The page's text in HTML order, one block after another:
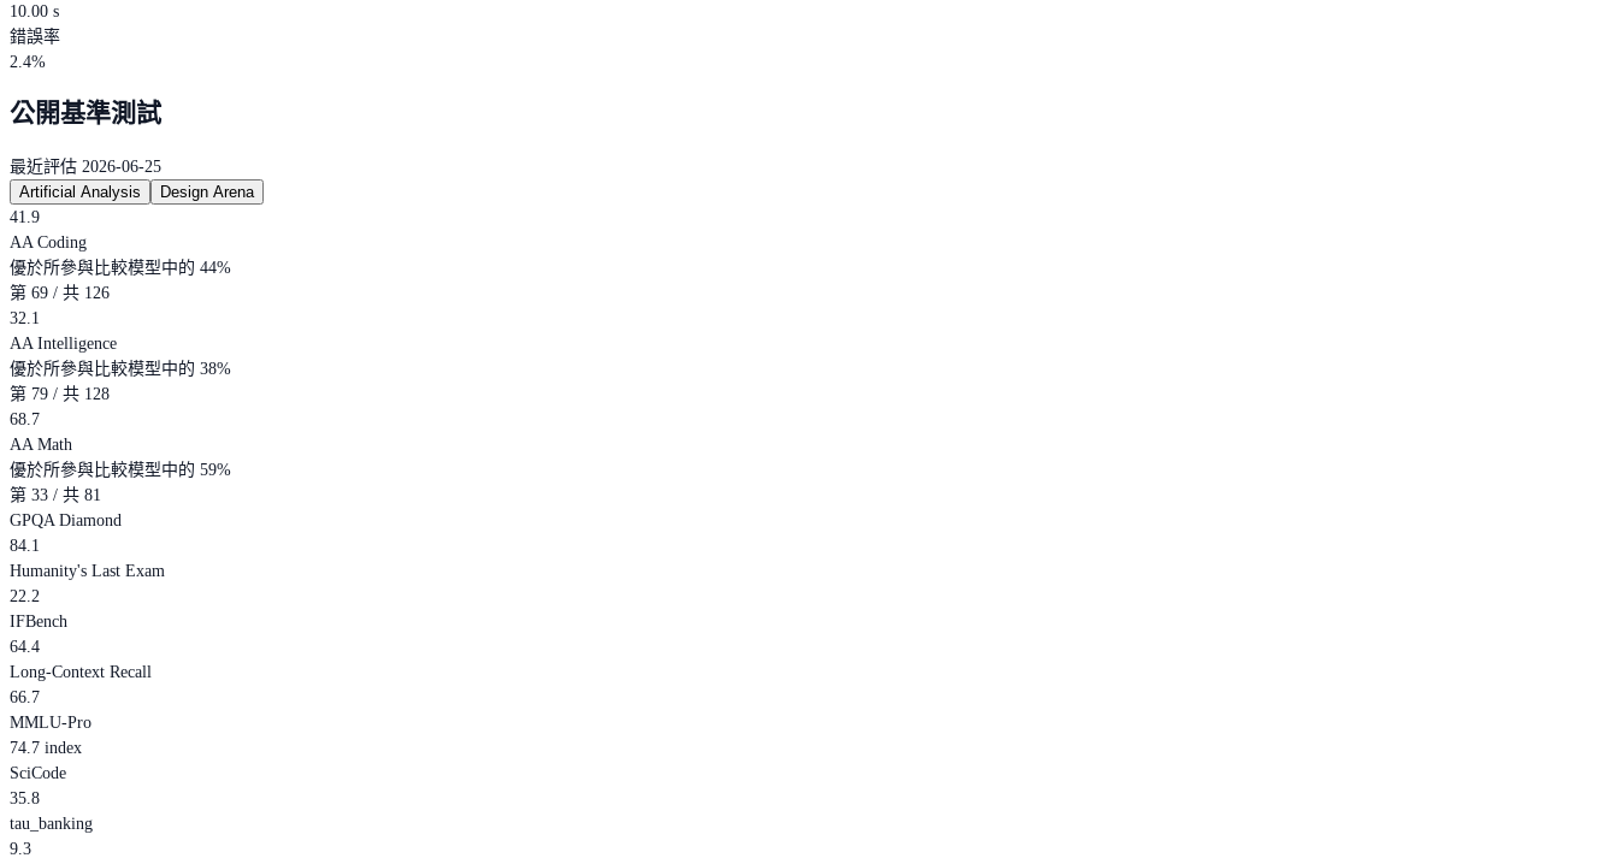
10.00 s
錯誤率
2.4%
公開基準測試
最近評估 2026-06-25
Artificial Analysis
Design Arena
41.9
AA Coding
優於所參與比較模型中的 44%
第 69 / 共 126
32.1
AA Intelligence
優於所參與比較模型中的 38%
第 79 / 共 128
68.7
AA Math
優於所參與比較模型中的 59%
第 33 / 共 81
GPQA Diamond
84.1
Humanity's Last Exam
22.2
IFBench
64.4
Long-Context Recall
66.7
MMLU-Pro
74.7 index
SciCode
35.8
tau_banking
9.3